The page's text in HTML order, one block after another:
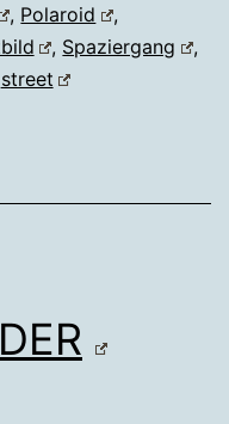
, Polaroid
,
, Spaziergang
,
street